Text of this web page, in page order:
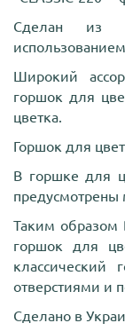
Сделан из
Широкий
горшок для
цветка.
Горшок для
В горшке для
предусмотрены
Таким образом
горшок для
отверстиями и
Сделано в